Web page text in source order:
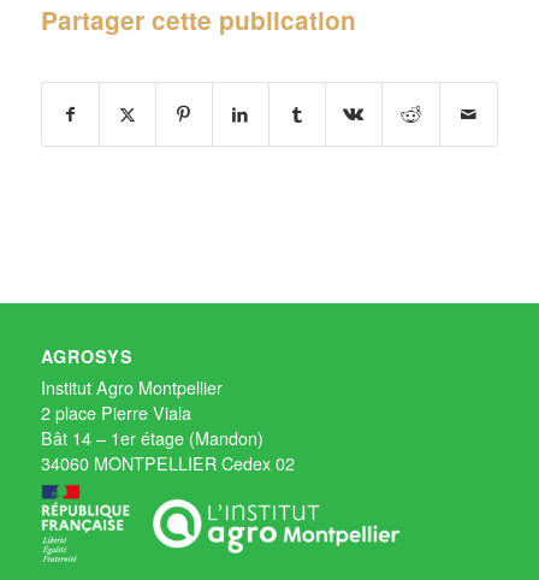
Partager cette publication
AGROSYS
Institut Agro Montpellier
2 place Pierre Viala
Bât 14 – 1er étage (Mandon)
34060 MONTPELLIER Cedex 02